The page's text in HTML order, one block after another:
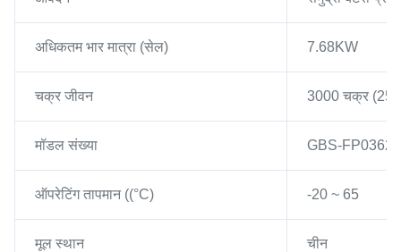
अधिकतम भार मात्रा (सेल) 7.68KW
चक्र जीवन 3000 चक्र
मॉडल संख्या GBS-
ऑपरेटिंग तापमान ((°C) -20 ~ 65
मूल स्थान चीन